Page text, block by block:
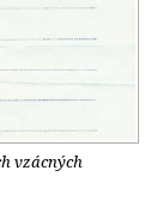
vzácných